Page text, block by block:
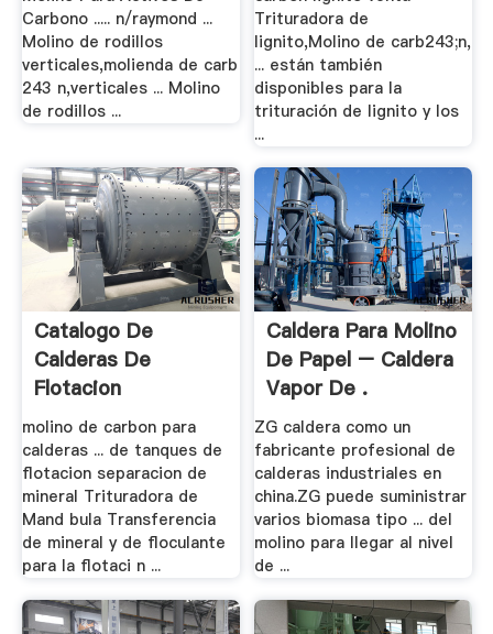
Carbono ..... n/raymond ...
Molino de rodillos
verticales,molienda de carb
243 n,verticales ... Molino
de rodillos ...
Trituradora de
lignito,Molino de carb243;n,
... están también
disponibles para la
trituración de lignito y los
...
Catalogo De
Calderas De
Flotacion
Separacion De .
molino de carbon para
calderas ... de tanques de
flotacion separacion de
mineral Trituradora de
Mand bula Transferencia
de mineral y de floculante
para la flotaci n ...
Caldera Para Molino
De Papel – Caldera
Vapor De .
ZG caldera como un
fabricante profesional de
calderas industriales en
china.ZG puede suministrar
varios biomasa tipo ... del
molino para llegar al nivel
de ...